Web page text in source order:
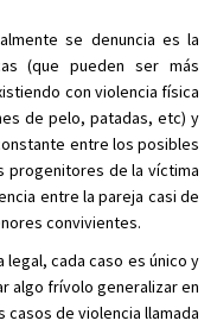
se denuncia es la
(que pueden ser más
con violencia física
de pelo, patadas, etc) y
entre los posibles
progenitores de la víctima
entre la pareja casi de
convivientes.
cada caso es único y
algo frívolo generalizar en
casos de violencia llamada